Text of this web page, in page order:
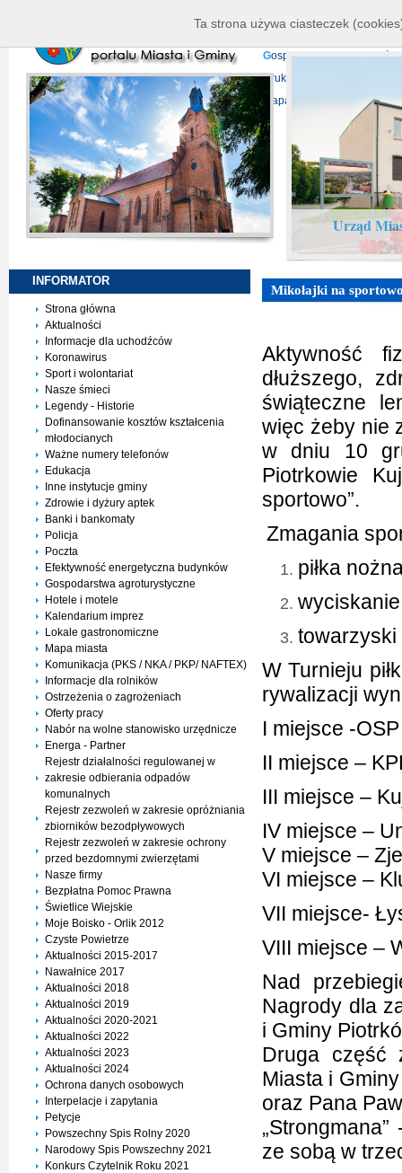
P
rojekty europejskie
Gospodarka
D ruki do pobrania
Mapa serwisu
Urząd
INFORMATOR
Strona główna
Aktualności
Informacje dla uchodźców
Koronawirus
Sport i wolontariat
Nasze śmieci
Legendy - Historie
Dofinansowanie kosztów kształcenia
młodocianych
Ważne numery telefonów
Edukacja
Inne instytucje gminy
Zdrowie i dyżury aptek
Banki i bankomaty
Policja
Poczta
Efektywność energetyczna budynków
Gospodarstwa agroturystyczne
Hotele i motele
Kalendarium imprez
Lokale gastronomiczne
Mapa miasta
Komunikacja (PKS / NKA / PKP/ NAFTEX)
Informacje dla rolników
Ostrzeżenia o zagrożeniach
Oferty pracy
Nabór na wolne stanowisko urzędnicze
Energa - Partner
Rejestr działalności regulowanej w
zakresie odbierania odpadów
komunalnych
Rejestr zezwoleń w zakresie opróżniania
zbiorników bezodpływowych
Rejestr zezwoleń w zakresie ochrony
przed bezdomnymi zwierzętami
Nasze firmy
Bezpłatna Pomoc Prawna
Świetlice Wiejskie
Moje Boisko - Orlik 2012
Czyste Powietrze
Aktualności 2015-2017
Nawałnice 2017
Aktualności 2018
Aktualności 2019
Aktualności 2020-2021
Aktualności 2022
Aktualności 2023
Aktualności 2024
Ochrona danych osobowych
Interpelacje i zapytania
Petycje
Powszechny Spis Rolny 2020
Narodowy Spis Powszechny 2021
Konkurs Czytelnik Roku 2021
Mikołajki na
Aktywność
dłuższego,
świąteczne
więc żeby nie
w dniu 10
Piotrkowie
sportowo”.
Zmagania
piłka
towarzyski
W Turnieju
rywalizacji
I miejsce -
II miejsce –
III miejsce –
IV miejsce –
V miejsce –
VI miejsce –
VII miejsce-
VIII miejsce –
Nad
Nagrody dla
i Gminy
Druga część
Miasta i
oraz Pana
ze sobą w
Ta strona używa ciasteczek